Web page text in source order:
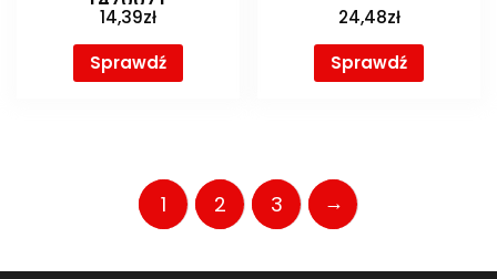
14,39zł
Sprawdź
24,48zł
Sprawdź
1 2 3 →